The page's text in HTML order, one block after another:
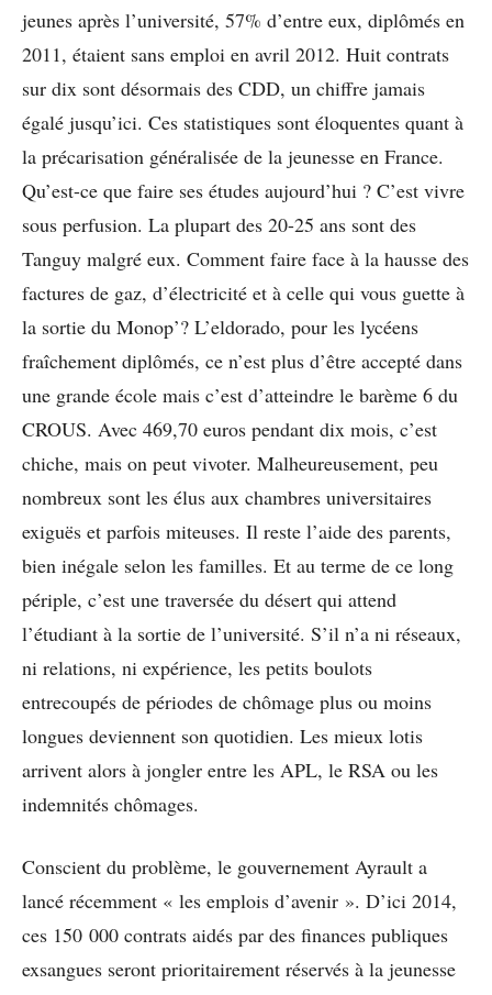
jeunes après l’université, 57% d’entre eux, diplômés en
2011, étaient sans emploi en avril 2012. Huit contrats
sur dix sont désormais des CDD, un chiffre jamais
égalé jusqu’ici. Ces statistiques sont éloquentes quant à
la précarisation généralisée de la jeunesse en France.
Qu’est-ce que faire ses études aujourd’hui ? C’est vivre
sous perfusion. La plupart des 20-25 ans sont des
Tanguy malgré eux. Comment faire face à la hausse des
factures de gaz, d’électricité et à celle qui vous guette à
la sortie du Monop’? L’eldorado, pour les lycéens
fraîchement diplômés, ce n’est plus d’être accepté dans
une grande école mais c’est d’atteindre le barème 6 du
CROUS. Avec 469,70 euros pendant dix mois, c’est
chiche, mais on peut vivoter. Malheureusement, peu
nombreux sont les élus aux chambres universitaires
exiguës et parfois miteuses. Il reste l’aide des parents,
bien inégale selon les familles. Et au terme de ce long
périple, c’est une traversée du désert qui attend
l’étudiant à la sortie de l’université. S’il n’a ni réseaux,
ni relations, ni expérience, les petits boulots
entrecoupés de périodes de chômage plus ou moins
longues deviennent son quotidien. Les mieux lotis
arrivent alors à jongler entre les APL, le RSA ou les
indemnités chômages.
Conscient du problème, le gouvernement Ayrault a
lancé récemment « les emplois d’avenir ». D’ici 2014,
ces 150 000 contrats aidés par des finances publiques
exsangues seront prioritairement réservés à la jeunesse